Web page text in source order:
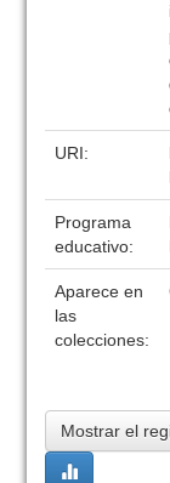
URI:
Programa
educativo:
Aparece en
las
colecciones:
Mostrar el